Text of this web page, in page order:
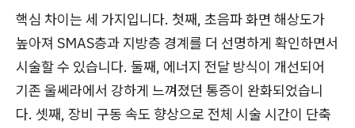
핵심 차이는 세 가지입니다. 첫째, 초음파 화면 해상도가
높아져 SMAS층과 지방층 경계를 더 선명하게 확인하면서
시술할 수 있습니다. 둘째, 에너지 전달 방식이 개선되어
기존 울쎄라에서 강하게 느껴졌던 통증이 완화되었습니
다. 셋째, 장비 구동 속도 향상으로 전체 시술 시간이 단축